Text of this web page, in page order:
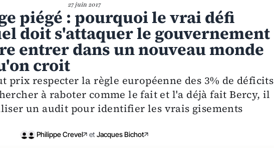
27 juin 2017
piégé : pourquoi le vrai défi
doit s'attaquer le gouvernement
entrer dans un nouveau monde
croit
prix respecter la règle européenne des 3% de déficits
à raboter comme le fait et l'a déjà fait Bercy, il
un audit pour identifier les vrais gisements
Philippe Crevel et Jacques Bichot